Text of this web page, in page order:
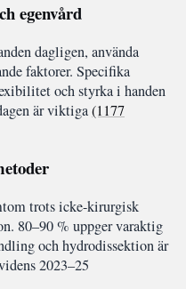
egenvård
dagligen, använda
faktorer. Specifika
och styrka i handen
är viktiga(1177
trots icke-kirurgisk
80–90 % uppger varaktig
och hydrodissektion är
2023–25